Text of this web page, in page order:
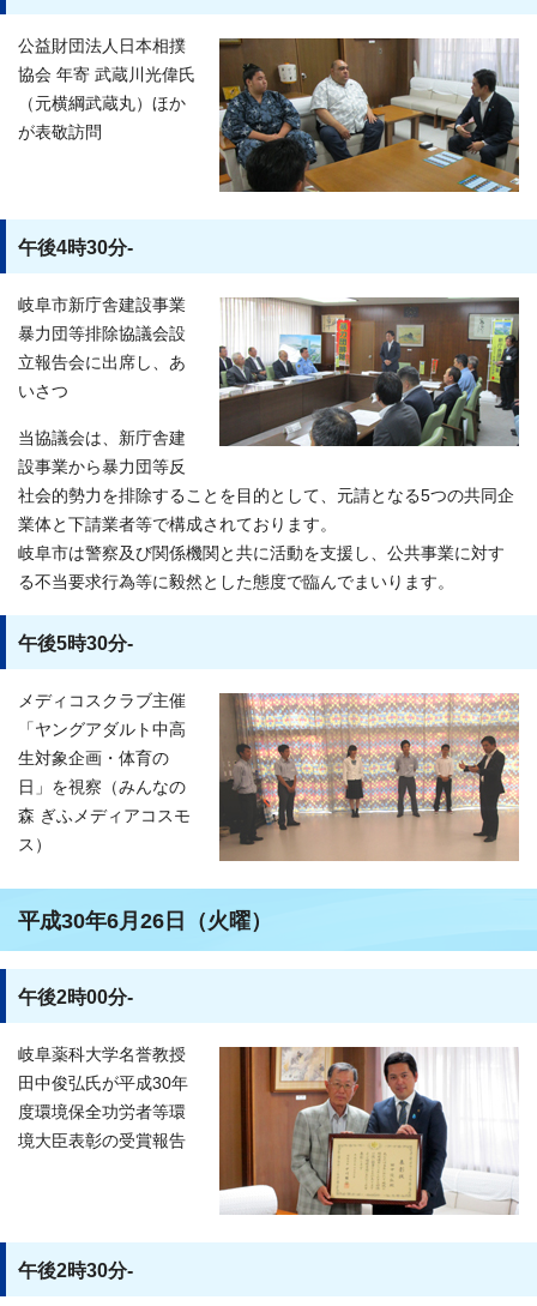
公益財団法人日本相撲
協会 年寄 武蔵川光偉氏
（元横綱武蔵丸）ほか
が表敬訪問
午後4時30分-
岐阜市新庁舎建設事業
暴力団等排除協議会設
立報告会に出席し、あ
いさつ
当協議会は、新庁舎建
設事業から暴力団等反
社会的勢力を排除することを目的として、元請となる5つの共同企
業体と下請業者等で構成されております。
岐阜市は警察及び関係機関と共に活動を支援し、公共事業に対す
る不当要求行為等に毅然とした態度で臨んでまいります。
午後5時30分-
メディコスクラブ主催
「ヤングアダルト中高
生対象企画・体育の
日」を視察（みんなの
森 ぎふメディアコスモ
ス）
平成30年6月26日（火曜）
午後2時00分-
岐阜薬科大学名誉教授
田中俊弘氏が平成30年
度環境保全功労者等環
境大臣表彰の受賞報告
午後2時30分-